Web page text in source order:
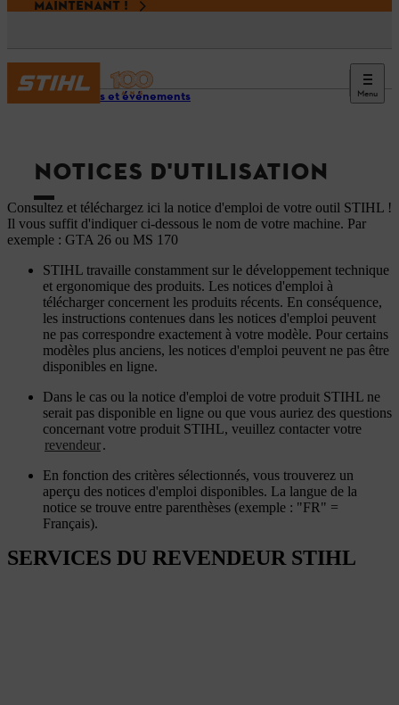
MAINTENANT !
Menu
Services et événements
NOTICES D'UTILISATION
Consultez et téléchargez ici la notice d'emploi de votre outil STIHL !
Il vous suffit d'indiquer ci-dessous le nom de votre machine. Par
exemple : GTA 26 ou MS 170
STIHL travaille constamment sur le développement technique
et ergonomique des produits. Les notices d'emploi à
télécharger concernent les produits récents. En conséquence,
les instructions contenues dans les notices d'emploi peuvent
ne pas correspondre exactement à votre modèle. Pour certains
modèles plus anciens, les notices d'emploi peuvent ne pas être
disponibles en ligne.
Dans le cas ou la notice d'emploi de votre produit STIHL ne
serait pas disponible en ligne ou que vous auriez des questions
concernant votre produit STIHL, veuillez contacter votre
revendeur.
En fonction des critères sélectionnés, vous trouverez un
aperçu des notices d'emploi disponibles. La langue de la
notice se trouve entre parenthèses (exemple : "FR" =
Français).
SERVICES DU REVENDEUR STIHL